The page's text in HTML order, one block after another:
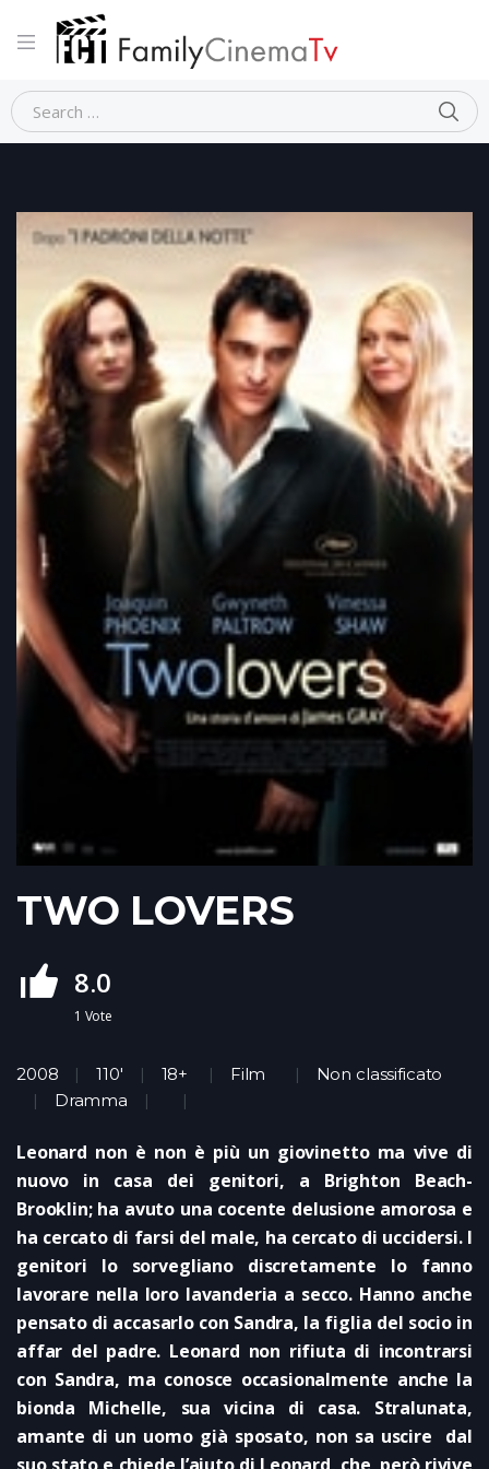
Home Dramma
TWO LOVERS
8.0
1 Vote
2008 110' 18+ Film
Non classificato
Dramma
Leonard non è non è più un giovinetto ma vive di
nuovo in casa dei genitori, a Brighton Beach-
Brooklin; ha avuto una cocente delusione amorosa e
ha cercato di farsi del male, ha cercato di uccidersi. I
genitori lo sorvegliano discretamente lo fanno
lavorare nella loro lavanderia a secco. Hanno anche
pensato di accasarlo con Sandra, la figlia del socio in
affar del padre. Leonard non rifiuta di incontrarsi
con Sandra, ma conosce occasionalmente anche la
bionda Michelle, sua vicina di casa. Stralunata,
amante di un uomo già sposato, non sa uscire dal